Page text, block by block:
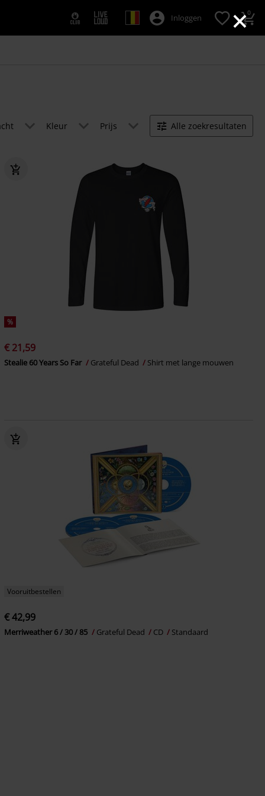
×
Inloggen 0
Kleur Prijs Alle zoekresultaten
%
€ 21,59
Stealie 60 Years So Far Grateful Dead Shirt met lange mouwen
Vooruitbestellen
€ 42,99
Merriweather 6 / 30 / 85 Grateful Dead CD Standaard